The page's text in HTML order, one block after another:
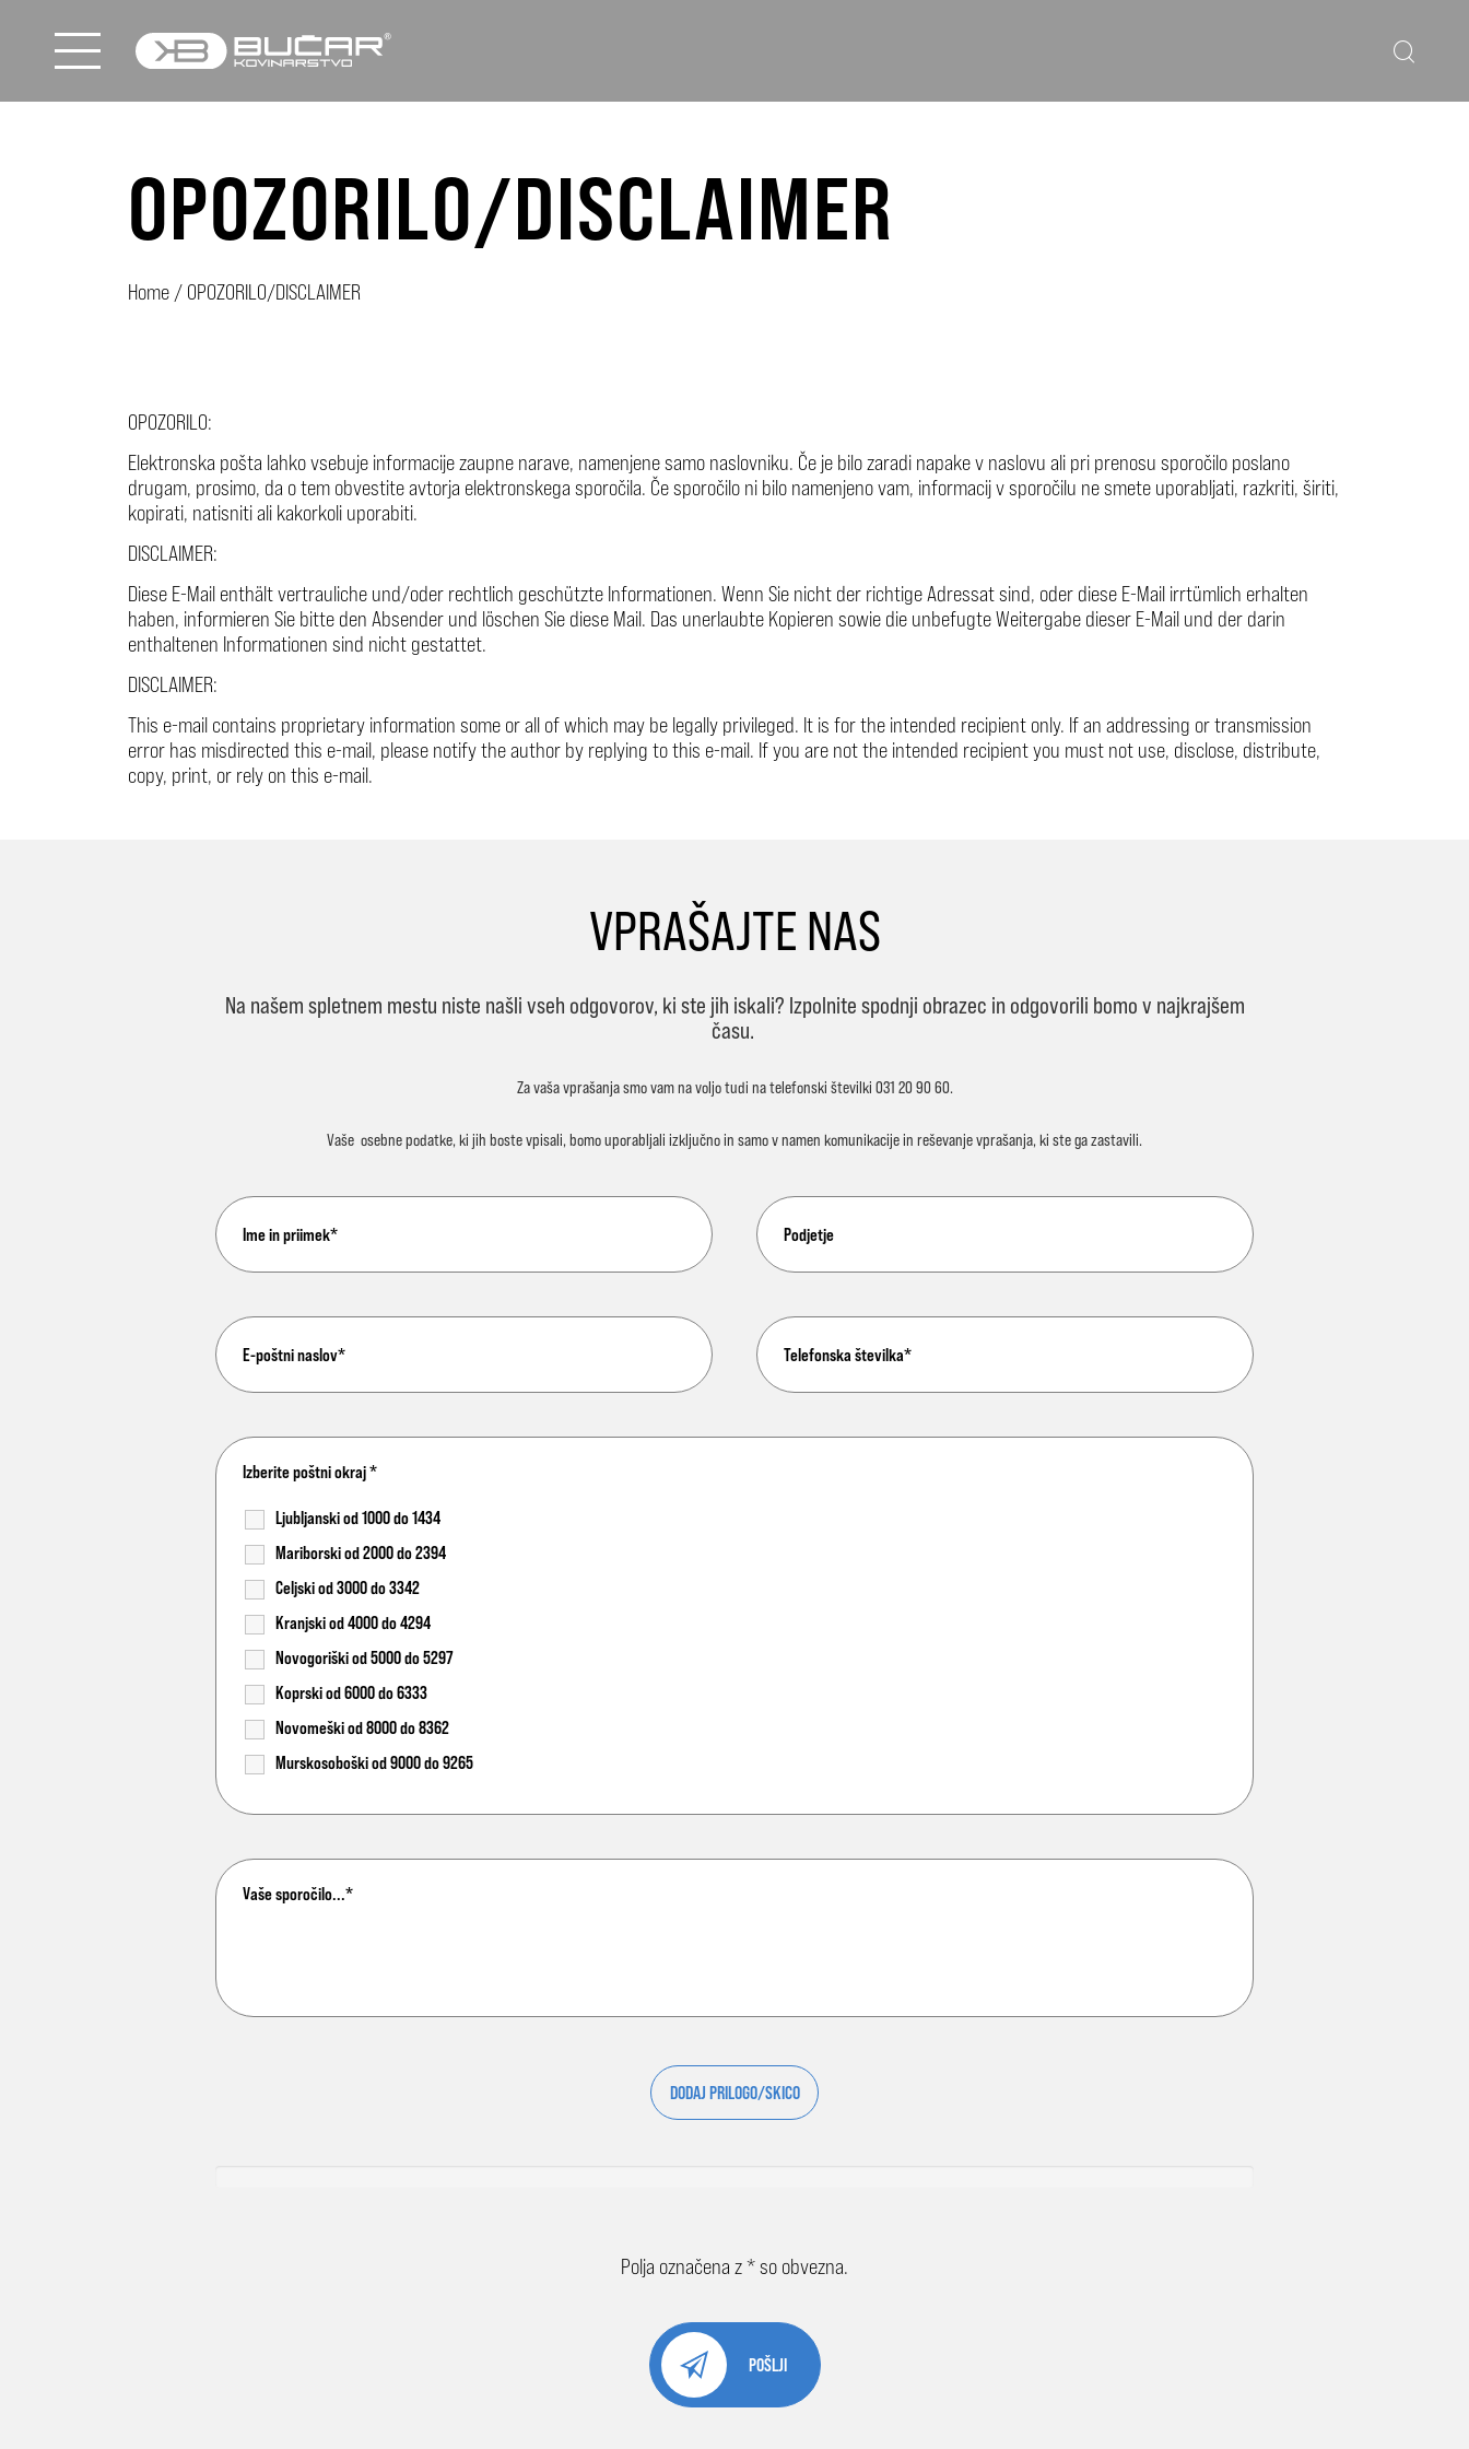
OPOZORILO/DISCLAIMER
Home / OPOZORILO/DISCLAIMER
OPOZORILO:
Elektronska pošta lahko vsebuje informacije zaupne narave, namenjene samo naslovniku. Če je bilo zaradi napake v naslovu ali pri prenosu sporočilo poslano
drugam, prosimo, da o tem obvestite avtorja elektronskega sporočila. Če sporočilo ni bilo namenjeno vam, informacij v sporočilu ne smete uporabljati, razkriti, širiti,
kopirati, natisniti ali kakorkoli uporabiti.
DISCLAIMER:
Diese E-Mail enthält vertrauliche und/oder rechtlich geschützte Informationen. Wenn Sie nicht der richtige Adressat sind, oder diese E-Mail irrtümlich erhalten
haben, informieren Sie bitte den Absender und löschen Sie diese Mail. Das unerlaubte Kopieren sowie die unbefugte Weitergabe dieser E-Mail und der darin
enthaltenen Informationen sind nicht gestattet.
DISCLAIMER:
This e-mail contains proprietary information some or all of which may be legally privileged. It is for the intended recipient only. If an addressing or transmission
error has misdirected this e-mail, please notify the author by replying to this e-mail. If you are not the intended recipient you must not use, disclose, distribute,
copy, print, or rely on this e-mail.
VPRAŠAJTE NAS
Na našem spletnem mestu niste našli vseh odgovorov, ki ste jih iskali? Izpolnite spodnji obrazec in odgovorili bomo v najkrajšem
času.
Za vaša vprašanja smo vam na voljo tudi na telefonski številki 031 20 90 60.
Vaše osebne podatke, ki jih boste vpisali, bomo uporabljali izključno in samov namen komunikacije in reševanje vprašanja, ki ste ga zastavili.
Izberite poštni okraj*
Ljubljanski od 1000 do 1434
Mariborski od 2000 do 2394
Celjski od 3000 do 3342
Kranjski od 4000 do 4294
Novogoriški od 5000 do 5297
Koprski od 6000 do 6333
Novomeški od 8000 do 8362
Murskosoboški od 9000 do 9265
DODAJ PRILOGO/SKICO
Polja označena z * so obvezna.
POŠLJI